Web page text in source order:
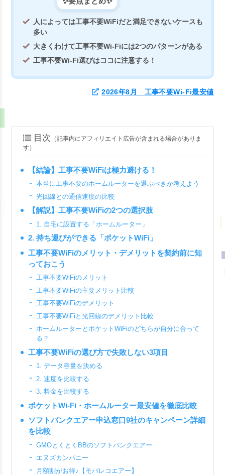
人によっては工事不要WiFiだと満足できないケースも
多い
大きくわけて工事不要Wi-Fiには2つのパターンがある
工事不要Wi-Fi選びはココに注意する！
2026年8月 工事不要Wi-Fi最安値
目次 （記事内にアフィリエイト広告が含まれる場合がありま
す）
【結論】工事不要WiFiは極力避ける！
本当に工事不要のホームルーターを選ぶべきか考えよう
光回線との通信速度の比較
【解説】工事不要WiFiの2つの選択肢
1. 自宅に設置する「ホームルーター」
2. 持ち運びができる「ポケットWiFi」
工事不要WiFiのメリット・デメリットを契約前に知
っておこう
工事不要WiFiのメリット
工事不要WiFiの主要メリット比較
工事不要WiFiのデメリット
工事不要WiFiと光回線のデメリット比較
ホームルーターとポケットWiFiのどちらが自分に合って
る？
工事不要WiFiの選び方で失敗しない3項目
1. データ容量を決める
2. 速度を比較する
3. 料金を比較する
ポケットWi-Fi・ホームルーター最安値を徹底比較
ソフトバンクエアー申込窓口9社のキャンペーン詳細
を比較
GMOとくとくBBのソフトバンクエアー
エヌズカンパニー
月額割がお得♪【モバレコエアー】